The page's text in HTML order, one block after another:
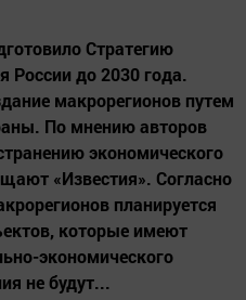
Стратегию
России до 2030 года.
макрорегионов путем
По мнению авторов
экономического
«Известия». Согласно
планируется
которые имеют
экономического
не будут...